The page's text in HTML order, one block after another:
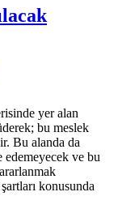
yer alan
bu meslek
Bu alanda da
edemeyecek ve bu
konusunda